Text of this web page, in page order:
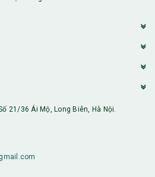
21/36 Ái Mộ, Long Biên, Hà Nội.